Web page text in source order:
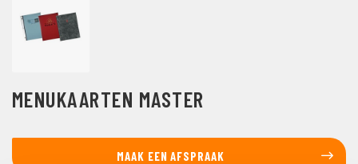
MENUKAARTEN MASTER
MAAK EEN AFSPRAAK